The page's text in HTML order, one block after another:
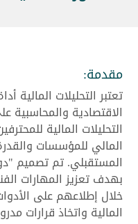
مقدمة:
تعتبر التحليلات المالية
الاقتصادية والمحاسبية
التحليلات المالية
المالي للمؤسسات
المستقبلي. تم تصميم
بهدف تعزيز المهارات
خلال إطلاعهم على
المالية واتخاذ قرارات